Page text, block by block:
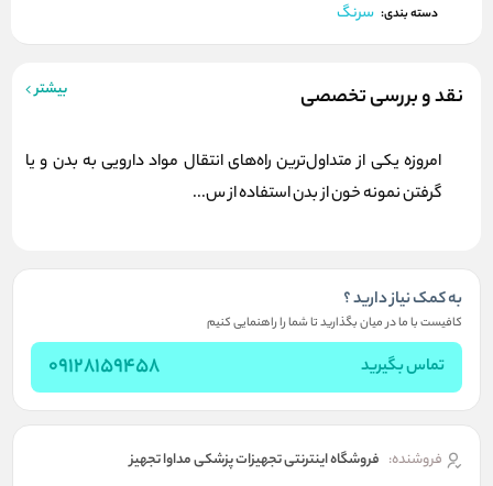
دسته بندی: سرنگ
نقد و بررسی تخصصی بیشتر
امروزه یکی از متداول‌ترین راه‌های انتقال مواد دارویی به بدن و یا
گرفتن نمونه خون از بدن استفاده از س...
به کمک نیاز دارید ؟
کافیست با ما در میان بگذارید تا شما را راهنمایی کنیم
تماس بگیرید 09128159458
فروشنده: فروشگاه اینترنتی تجهیزات پزشکی مداوا تجهیز